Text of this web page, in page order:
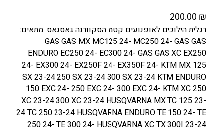
200.00 ₪
רגלית הילוכים לאופנועים קטמ הסקוורנה גאסגאס. מתאים:
GAS GAS MX MC125 24- MC250 24- GAS GAS
ENDURO EC250 24- EC300 24- GAS GAS XC EX250
24- EX300 24- EX250F 24- EX350F 24- KTM MX 125
SX 23-24 250 SX 23-24 300 SX 23-24 KTM ENDURO
150 EXC 24- 250 EXC 24- 300 EXC 24- KTM XC 250
XC 23-24 300 XC 23-24 HUSQVARNA MX TC 125 23-
24 TC 250 23-24 HUSQVARNA ENDURO TE 150 24- TE
250 24- TE 300 24- HUSQVARNA XC TX 300I 23-24